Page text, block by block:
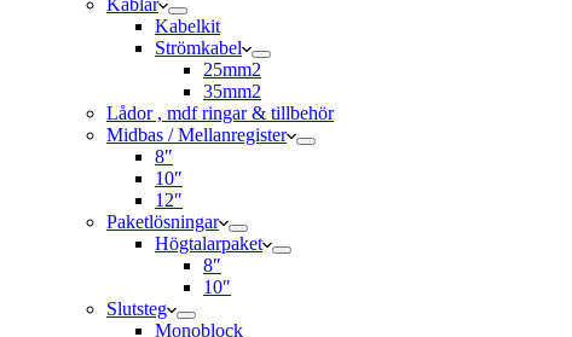
Kablar
Kabelkit
Strömkabel
25mm2
35mm2
Lådor , mdf ringar & tillbehör
Midbas / Mellanregister
8″
10″
12″
Paketlösningar
Högtalarpaket
8″
10″
Slutsteg
Monoblock